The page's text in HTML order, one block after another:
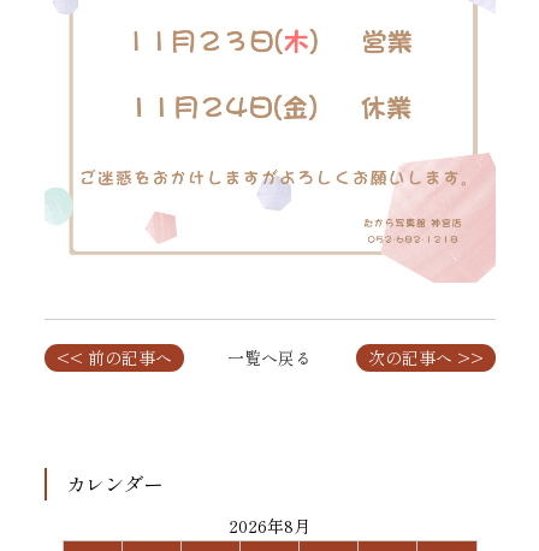
<< 前の記事へ 一覧へ戻る 次の記事へ >>
カレンダー
2026年8月